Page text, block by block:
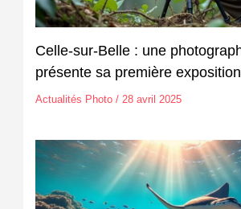
Celle-sur-Belle : une
présente sa première exposition
Actualités Photo/ 28 avril 2025